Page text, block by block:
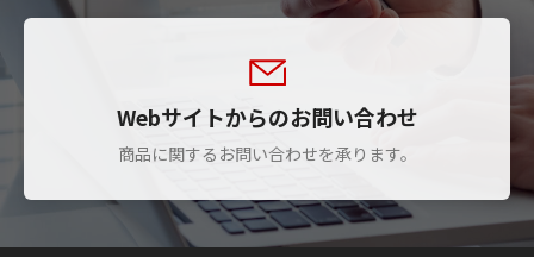
Webサイトからのお問い合わせ
商品に関するお問い合わせを承ります。